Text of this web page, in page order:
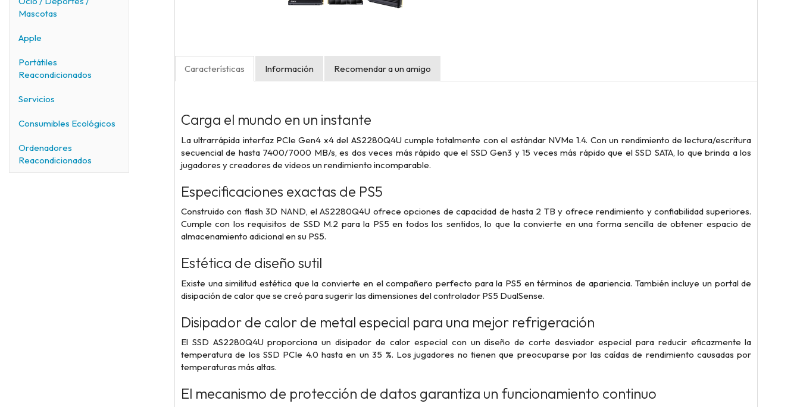
Mascotas
Apple
Portátiles
Reacondicionados
Servicios
Consumibles Ecológicos
Ordenadores
Reacondicionados
Características Información Recomendar a un amigo
Carga el mundo en un instante
La ultrarrápida interfaz PCIe Gen4 x4 del AS2280Q4U cumple totalmente con el estándar NVMe 1.4. Con un rendimiento de lectura/escritura
secuencial de hasta 7400/7000 MB/s, es dos veces más rápido que el SSD Gen3 y 15 veces más rápido que el SSD SATA, lo que brinda a los
jugadores y creadores de videos un rendimiento incomparable.
Especificaciones exactas de PS5
Construido con flash 3D NAND, el AS2280Q4U ofrece opciones de capacidad de hasta 2 TB y ofrece rendimiento y confiabilidad superiores.
Cumple con los requisitos de SSD M.2 para la PS5 en todos los sentidos, lo que la convierte en una forma sencilla de obtener espacio de
almacenamiento adicional en su PS5.
Estética de diseño sutil
Existe una similitud estética que la convierte en el compañero perfecto para la PS5 en términos de apariencia. También incluye un portal de
disipación de calor que se creó para sugerir las dimensiones del controlador PS5 DualSense.
Disipador de calor de metal especial para una mejor refrigeración
El SSD AS2280Q4U proporciona un disipador de calor especial con un diseño de corte desviador especial para reducir eficazmente la
temperatura de los SSD PCIe 4.0 hasta en un 35 %. Los jugadores no tienen que preocuparse por las caídas de rendimiento causadas por
temperaturas más altas.
El mecanismo de protección de datos garantiza un funcionamiento continuo